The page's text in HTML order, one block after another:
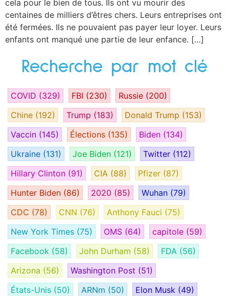
cela pour le bien de tous. Ils ont vu mourir des
centaines de milliers d’êtres chers. Leurs entreprises ont
été fermées. Ils ne pouvaient pas payer leur loyer. Leurs
enfants ont manqué une partie de leur enfance. […]
Recherche par mot clé
COVID (329) FBI (230) Russie (200)
Chine (192) Trump (183) Donald Trump (153)
Vaccin (145) Élections (135) Biden (134)
Ukraine (131) Joe Biden (121) Twitter (112)
Hillary Clinton (91) CIA (88) Pfizer (87)
Hunter Biden (86) 2020 (85) Wuhan (79)
CDC (78) CNN (76) Anthony Fauci (75)
New York Times (75) OMS (64) capitole (59)
Facebook (58) John Durham (58) FDA (56)
Arizona (56) Washington Post (51)
États-Unis (50) ARNm (50) Elon Musk (49)